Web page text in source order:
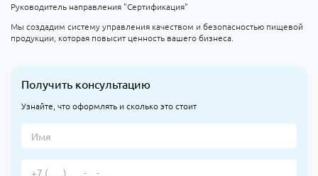
Руководитель направления "Сертификация"
Мы создадим систему управления качеством и безопасностью пищевой
продукции, которая повысит ценность вашего бизнеса.
Получить консультацию
Узнайте, что оформлять и сколько это стоит